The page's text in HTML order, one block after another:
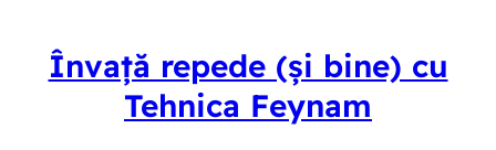
Învață repede (și bine) cu
Tehnica Feynam